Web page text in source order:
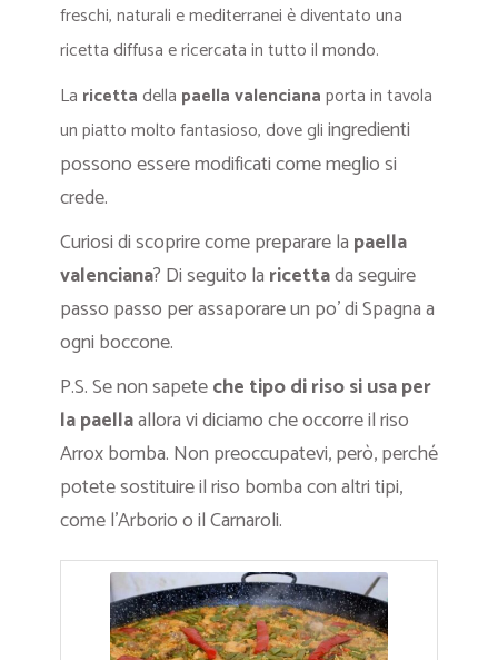
freschi, naturali e mediterranei è diventato una
ricetta diffusa e ricercata in tutto il mondo.
La ricettadella paella valencianaporta in tavola
un piatto molto fantasioso,dove gliingredienti
possono essere modificati come meglio si
crede.
Curiosi di scoprire come preparare la paella
valenciana? Di seguito la ricettada seguire
passo passo per assaporare un po’ di Spagna a
ogni boccone.
P.S. Se non sapeteche tipo di riso si usa per
la paellaallora vi diciamo che occorre il riso
Arrox bomba. Non preoccupatevi, però, perché
potete sostituire il riso bomba con altri tipi,
come l’Arborio o il Carnaroli.